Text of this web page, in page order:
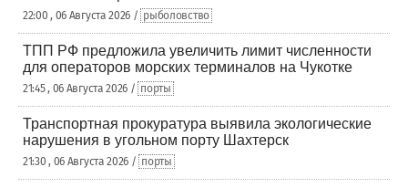
22:00 , 06 Августа 2026 / рыболовство
ТПП РФ предложила увеличить лимит численности
для операторов морских терминалов на Чукотке
21:45 , 06 Августа 2026 / порты
Транспортная прокуратура выявила экологические
нарушения в угольном порту Шахтерск
21:30 , 06 Августа 2026 / порты